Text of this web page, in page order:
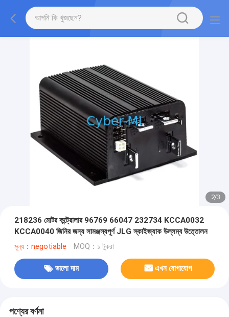
2/3
218236 মোটর কন্ট্রোলার 96769 66047 232734 KCCA0032
KCCA0040 জিনির জন্য সামঞ্জস্যপূর্ণ JLG স্কাইজ্যাক উল্লম্ব উত্তোলন
মূল্য：negotiable MOQ：১ টুকরা
ভালো দাম এখন যোগাযোগ
পণ্যের বর্ণনা